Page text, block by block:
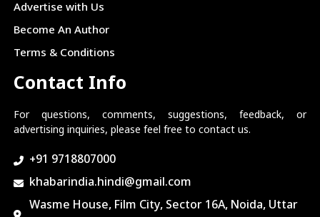
Advertise with Us
Become An Author
Terms & Conditions
Contact Info
For questions, comments, suggestions, feedback, or
advertising inquiries, please feel free to contact us.
+91 9718807000
khabarindia.hindi@gmail.com
Wasme House, Film City, Sector 16A, Noida, Uttar